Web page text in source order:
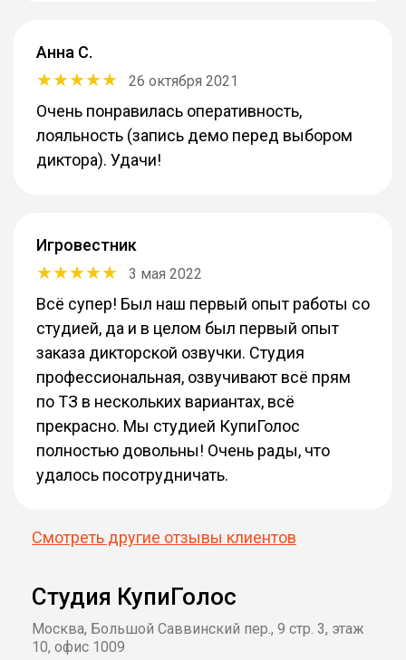
Анна С.
26 октября 2021
Очень понравилась оперативность,
лояльность (запись демо перед выбором
диктора). Удачи!
Игровестник
3 мая 2022
Всё супер! Был наш первый опыт работы со
студией, да и в целом был первый опыт
заказа дикторской озвучки. Студия
профессиональная, озвучивают всё прям
по ТЗ в нескольких вариантах, всё
прекрасно. Мы студией КупиГолос
полностью довольны! Очень рады, что
удалось посотрудничать.
Смотреть другие отзывы клиентов
Студия КупиГолос
Москва, Большой Саввинский пер., 9 стр. 3, этаж
10, офис 1009